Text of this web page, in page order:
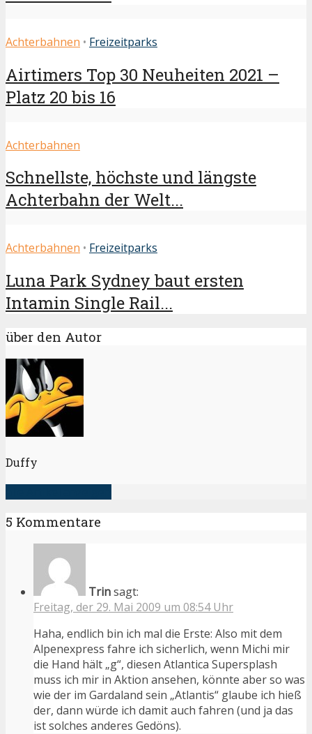
Achterbahnen • Freizeitparks
Airtimers Top 30 Neuheiten 2021 –
Platz 20 bis 16
Achterbahnen
Schnellste, höchste und längste
Achterbahn der Welt...
Achterbahnen • Freizeitparks
Luna Park Sydney baut ersten
Intamin Single Rail...
über den Autor
Duffy
5 Kommentare
Trinsagt:
Freitag, der 29. Mai 2009 um 08:54 Uhr
Haha, endlich bin ich mal die Erste: Also mit dem
Alpenexpress fahre ich sicherlich, wenn Michi mir
die Hand hält „g“, diesen Atlantica Supersplash
muss ich mir in Aktion ansehen, könnte aber so was
wie der im Gardaland sein „Atlantis“ glaube ich hieß
der, dann würde ich damit auch fahren (und ja das
ist solches anderes Gedöns).